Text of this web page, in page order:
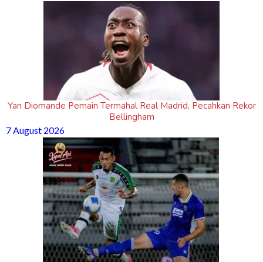
Yan Diomande Pemain Termahal Real Madrid, Pecahkan Rekor
Bellingham
7 August 2026